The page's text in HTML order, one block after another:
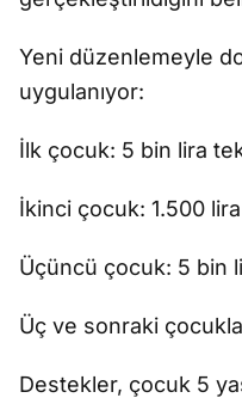
Yeni düzenlemeyle
uygulanıyor:
İlk çocuk: 5 bin lira
İkinci çocuk: 1.500
Üçüncü çocuk: 5 bin
Üç ve sonraki
Destekler, çocuk 5